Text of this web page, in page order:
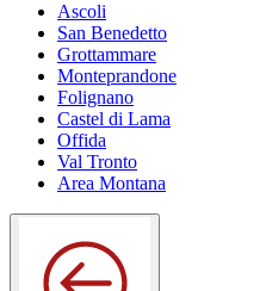
Ascoli
San Benedetto
Grottammare
Monteprandone
Folignano
Castel di Lama
Offida
Val Tronto
Area Montana